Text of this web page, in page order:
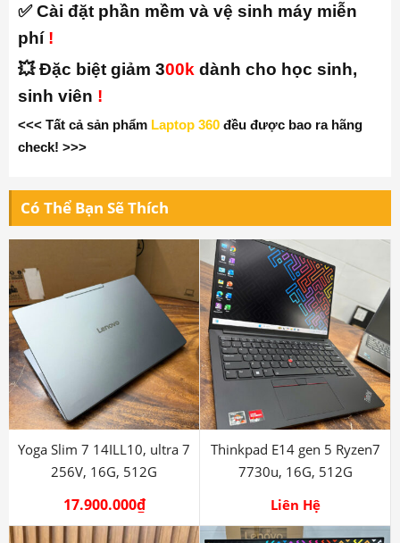
✅ Cài đặt phần mềm và vệ sinh máy miễn
phí !
💥 Đặc biệt giảm 300k dành cho học sinh,
sinh viên !
<<< Tất cả sản phẩm Laptop 360 đều được bao ra hãng
check! >>>
Có Thể Bạn Sẽ Thích
Yoga Slim 7 14ILL10, ultra 7
256V, 16G, 512G
17.900.000₫
Thinkpad E14 gen 5 Ryzen7
7730u, 16G, 512G
Liên Hệ